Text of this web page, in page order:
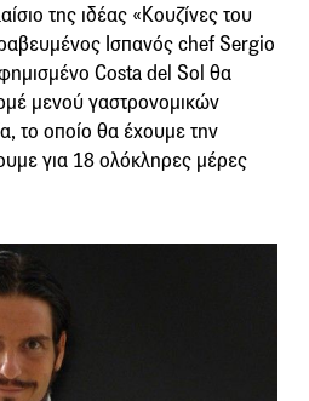
της ιδέας «Κουζίνες του
Ισπανός chef Sergio
Costa del Sol θα
μενού γαστρονομικών
το οποίο θα έχουμε την
για 18 ολόκληρες μέρες